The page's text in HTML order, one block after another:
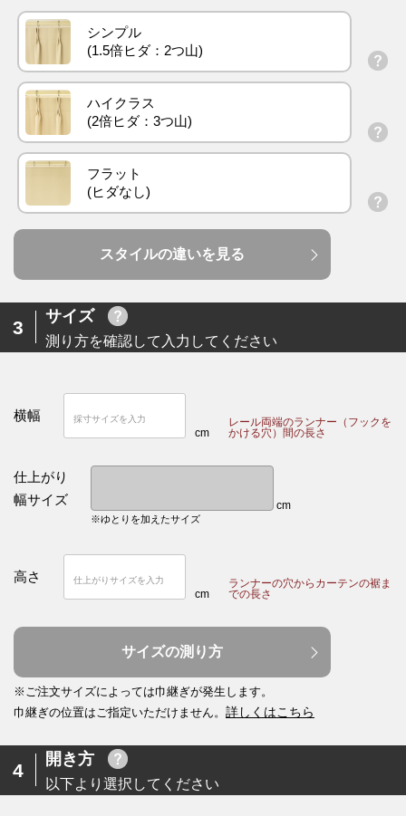
シンプル
ハイクラス
フラット
スタイルの違いを見る
3
サイズ
測り方を確認して入力してください
横幅
cm
レール両端のランナー（フックを
かける穴）間の長さ
仕上がり
幅サイズ
cm
※ゆとりを加えたサイズ
高さ
cm
ランナーの穴からカーテンの裾ま
での長さ
サイズの測り方
※ご注文サイズによっては巾継ぎが発生します。
巾継ぎの位置はご指定いただけません。 詳しくはこちら
4
開き方
以下より選択してください